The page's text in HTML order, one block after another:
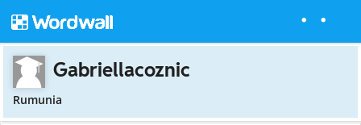
Gabriellacoznic
Rumunia